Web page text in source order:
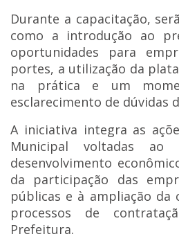
Durante a capacitação,
como a introdução ao
oportunidades para
portes, a utilização da
na prática e um
esclarecimento de dúvidas
A iniciativa integra as
Municipal voltadas ao
desenvolvimento
da participação das
públicas e à ampliação da
processos de
Prefeitura.